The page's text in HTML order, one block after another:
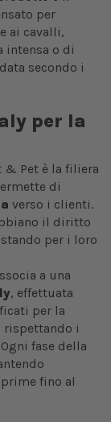
per
ai cavalli,
o di
secondo i
per la
Pet è la filiera
di
verso i clienti.
il diritto
per i loro
a una
, effettuata
per la
i
fase della
fino al